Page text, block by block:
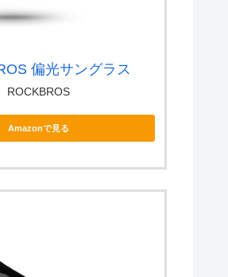
偏光サングラス
ROCKBROS
Amazonで見る